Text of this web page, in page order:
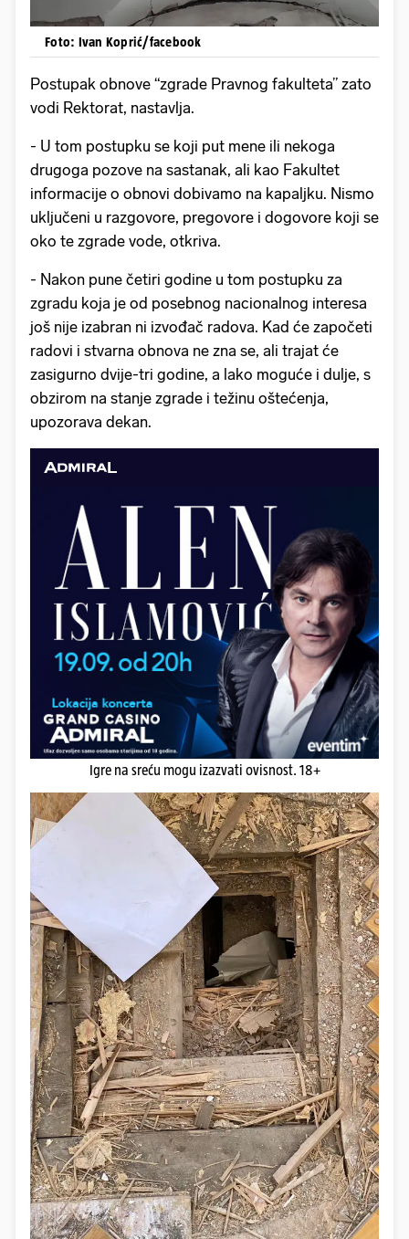
Foto: Ivan Koprić/facebook
Postupak obnove “zgrade Pravnog fakulteta” zato
vodi Rektorat, nastavlja.
- U tom postupku se koji put mene ili nekoga
drugoga pozove na sastanak, ali kao Fakultet
informacije o obnovi dobivamo na kapaljku. Nismo
uključeni u razgovore, pregovore i dogovore koji se
oko te zgrade vode, otkriva.
- Nakon pune četiri godine u tom postupku za
zgradu koja je od posebnog nacionalnog interesa
još nije izabran ni izvođač radova. Kad će započeti
radovi i stvarna obnova ne zna se, ali trajat će
zasigurno dvije-tri godine, a lako moguće i dulje, s
obzirom na stanje zgrade i težinu oštećenja,
upozorava dekan.
Igre na sreću mogu izazvati ovisnost. 18+